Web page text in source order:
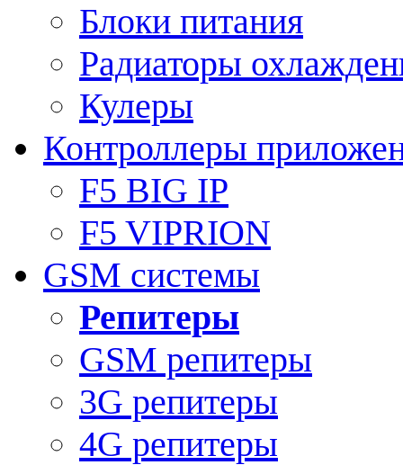
Блоки питания
Радиаторы
Кулеры
Контроллеры
F5 BIG IP
F5 VIPRION
GSM системы
Репитеры
GSM репитеры
3G репитеры
4G репитеры